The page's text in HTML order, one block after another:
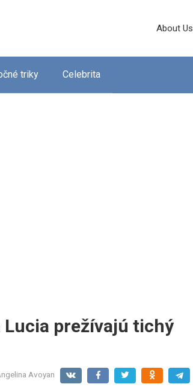
About Us
triky Celebrita
Lucia prežívajú tichý
Avoyan